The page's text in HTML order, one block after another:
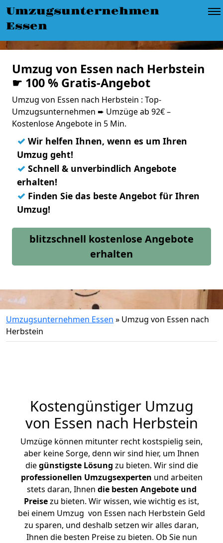
Umzugsunternehmen
Essen
Umzug von Essen nach Herbstein
☛ 100 % Gratis-Angebot
Umzug von Essen nach Herbstein : Top-
Umzugsunternehmen ➨ Umzüge ab 92€ –
Kostenlose Angebote in 5 Min.
✓ Wir helfen Ihnen, wenn es um Ihren
Umzug geht!
✓ Schnell & unverbindlich Angebote
erhalten!
✓ Finden Sie das beste Angebot für Ihren
Umzug!
blitzschnell kostenlose Angebote
erhalten
Umzugsunternehmen Essen » Umzug von Essen nach
Herbstein
Kostengünstiger Umzug
von Essen nach Herbstein
Umzüge können mitunter recht kostspielig sein,
aber keine Sorge, denn wir sind hier, um Ihnen
diegünstigste Lösung zu bieten. Wir sind die
professionellen Umzugsexperten und arbeiten
stets daran, Ihnen die besten Angebote und
Preisezu bieten. Wir wissen, wie wichtig es ist,
bei einem Umzug von Essen nach Herbstein Geld
zu sparen, und deshalb setzen wir alles daran,
Ihnen die besten Preise zu bieten. Ob Sie nun